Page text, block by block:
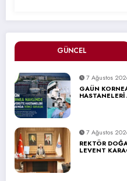
GÜNCEL
7 Ağustos
GAÜN
7 Ağustos
REKTÖR
LEVENT